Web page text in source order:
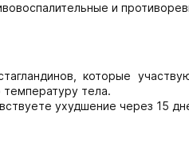
и
которые
тела.
ухудшение через 15